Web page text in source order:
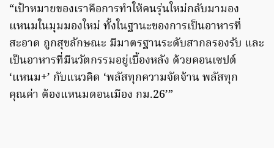
“เป้าหมายของเราคือการทำให้คนรุ่นใหม่กลับมามอง
แหนมในมุมมองใหม่ ทั้งในฐานะของการเป็นอาหารที่
สะอาด ถูกสุขลักษณะ มีมาตรฐานระดับสากลรองรับ และ
เป็นอาหารที่มีนวัตกรรมอยู่เบื้องหลัง ด้วยคอนเซปต์
‘แหนม+’ กับแนวคิด ‘พลัสทุกความจัดจ้าน พลัสทุก
คุณค่า ต้องแหนมดอนเมือง กม.26’”